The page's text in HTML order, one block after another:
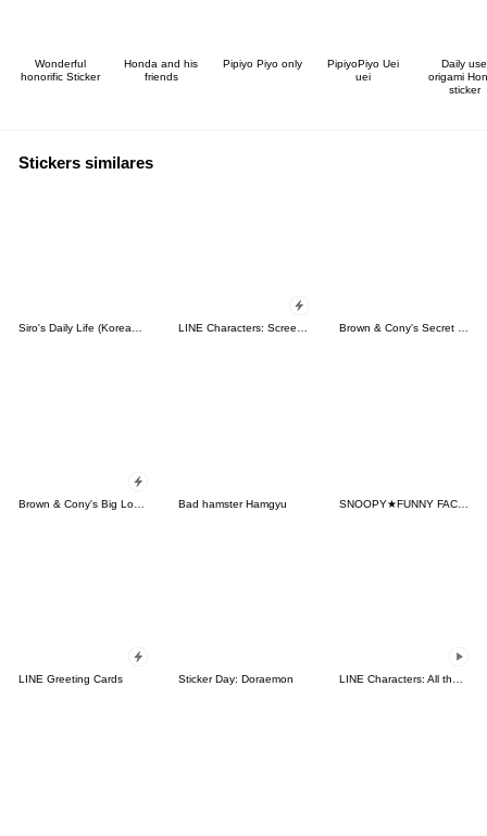
Wonderful
honorific Sticker
Honda and his
friends
Pipiyo Piyo only
PipiyoPiyo Uei
uei
Daily use
origami
sticker
Stickers similares
Siro's Daily Life (Korean&Japanese) LINE Characters: Screen Hogs Brown & Cony's Secret Date!
Bad hamster Hamgyu SNOOPY★FUNNY FACES
LINE Greeting Cards Sticker Day: Doraemon